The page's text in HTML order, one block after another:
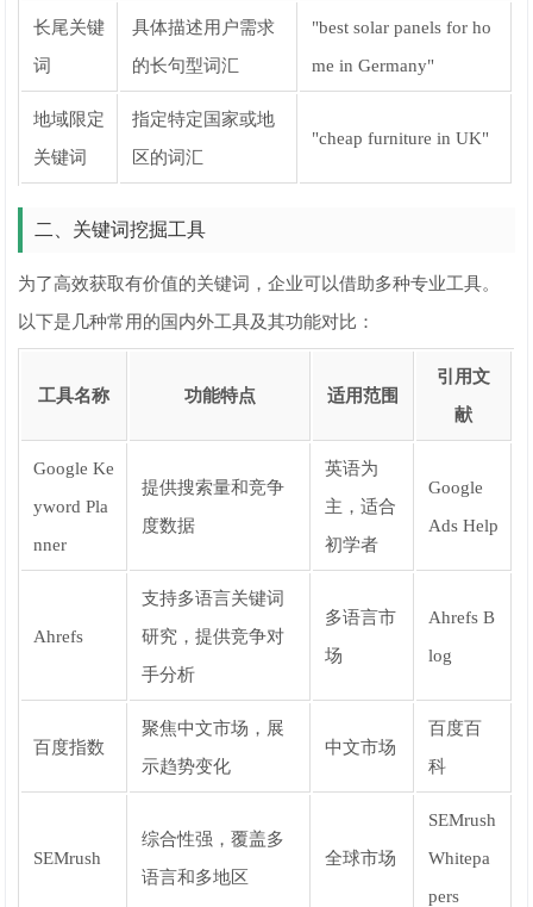
长尾关键
词
具体描述用户需求
的长句型词汇
"best solar panels for ho
me in Germany"
地域限定
关键词
指定特定国家或地
区的词汇
"cheap furniture in UK"
二、关键词挖掘工具
为了高效获取有价值的关键词，企业可以借助多种专业工具。
以下是几种常用的国内外工具及其功能对比：
工具名称 功能特点 适用范围
引用文
献
Google Ke
yword Pla
nner
提供搜索量和竞争
度数据
英语为
主，适合
初学者
Google
Ads Help
Ahrefs
支持多语言关键词
研究，提供竞争对
手分析
多语言市
场
Ahrefs B
log
百度指数
聚焦中文市场，展
示趋势变化
中文市场
百度百
科
SEMrush
综合性强，覆盖多
语言和多地区
全球市场
SEMrush
Whitepa
pers